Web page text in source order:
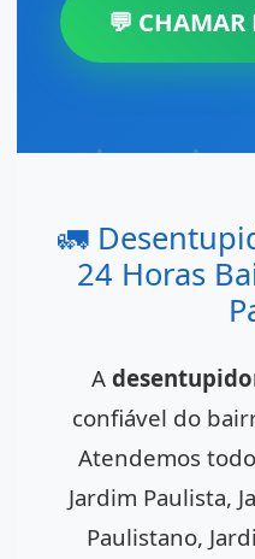
💬 CHAMAR
🚛
24 Horas
A
confiável do
Atendemos
Jardim Paulista,
Paulistano,